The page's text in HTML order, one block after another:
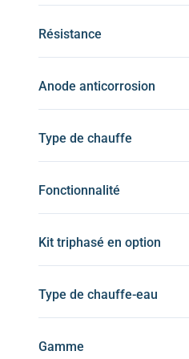
Résistance
Anode anticorrosion
Type de chauffe
Fonctionnalité
Kit triphasé en option
Type de chauffe-eau
Gamme